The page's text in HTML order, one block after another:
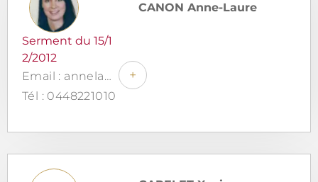
CANON Anne-Laure
Serment du 15/1
2/2012
Email : annelaurecanon.avocat@gmail.com
Tél : 0448221010
+